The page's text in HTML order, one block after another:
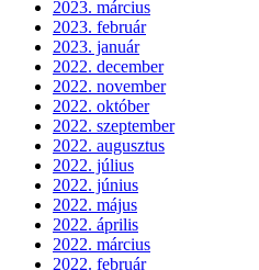
2023. március
2023. február
2023. január
2022. december
2022. november
2022. október
2022. szeptember
2022. augusztus
2022. július
2022. június
2022. május
2022. április
2022. március
2022. február